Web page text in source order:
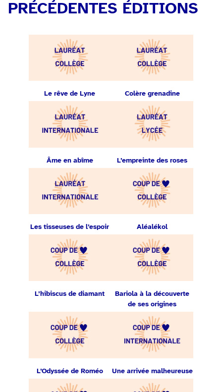
PRÉCÉDENTES ÉDITIONS
Le rêve de Lyne Colère grenadine
Âme en abîme L’empreinte des roses
Les tisseuses de l’espoir Aléalékol
L’hibiscus de diamant
Bariola à la découverte
de ses origines
L’Odyssée de Roméo Une arrivée malheureuse